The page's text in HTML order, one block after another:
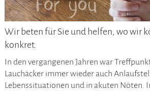
Wir beten für Sie und helfen, wo wir
konkret.
In den vergangenen Jahren war
Lauchäcker immer wieder auch
Lebenssituationen und in akuten Nöten.